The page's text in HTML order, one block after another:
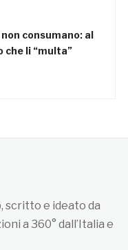
consumano: al
che li “multa”
scritto e ideato da
a 360° dall’Italia e